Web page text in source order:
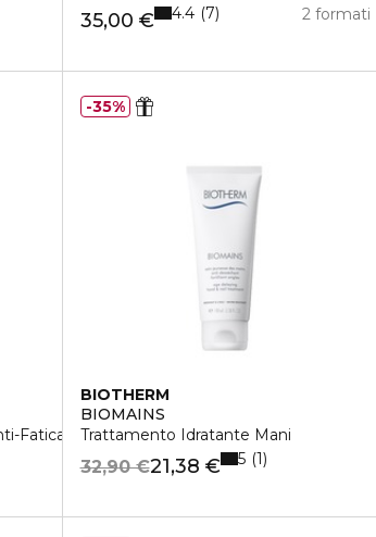
35,00 € 2 formati
4.4 7
Fatica 1/2 da Arida a Normale
BIOTHERM
BIOMAINS
Trattamento Idratante Mani
21,38 €
32,90 € 5 1
35%